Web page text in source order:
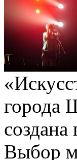
города
Выбор